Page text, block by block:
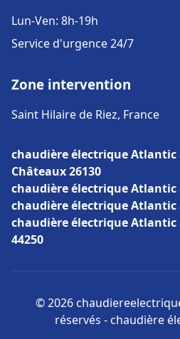
Lun-Ven: 8h-19h
Service d'urgence 24/7
Zone intervention
Saint Hilaire de Riez, France
chaudière électrique Atlantic
Châteaux 26130
chaudière électrique Atlantic
chaudière électrique Atlantic
chaudière électrique Atlantic
44250
© 2026
réservés - chaudière